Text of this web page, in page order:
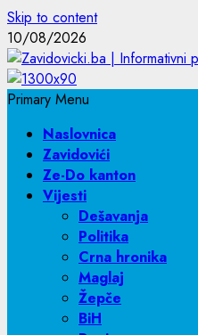
Skip to content
10/08/2026
Primary Menu
Naslovnica
Zavidovići
Ze-Do kanton
Vijesti
Dešavanja
Politika
Crna hronika
Maglaj
Žepče
BiH